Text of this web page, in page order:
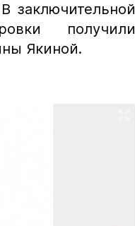
заключительной
получили
Якиной.